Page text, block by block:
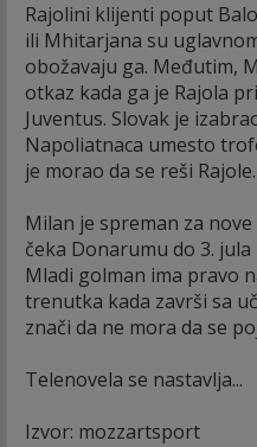
Rajolini klijenti poput
ili Mhitarjana su
obožavaju ga. Međutim,
otkaz kada ga je Rajola
Juventus. Slovak je
Napoliatnaca umesto
je morao da se reši Rajole.
Milan je spreman za
čeka Donarumu do 3.
Mladi golman ima pravo
trenutka kada završi sa
znači da ne mora da se
Telenovela se nastavlja...
Izvor: mozzartsport